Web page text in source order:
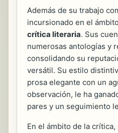
Además de su trabajo
incursionado en el
crítica literaria. Sus
numerosas antologías y
consolidando su
versátil. Su estilo
prosa elegante con un
observación, le ha
pares y un seguimiento
En el ámbito de la